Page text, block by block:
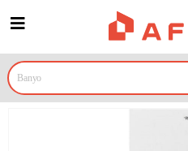
Prijava za članove